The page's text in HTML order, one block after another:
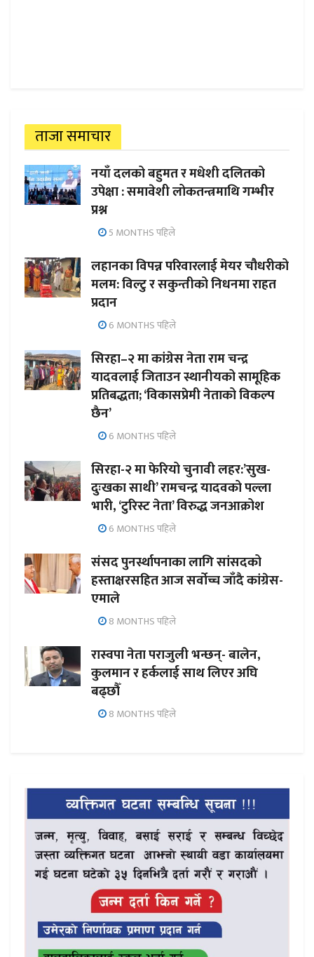
ताजा समाचार
नयाँ दलको बहुमत र मधेशी दलितको
उपेक्षा : समावेशी लोकतन्त्रमाथि गम्भीर
प्रश्न
5 MONTHS पहिले
लहानका विपन्न परिवारलाई मेयर चौधरीको
मलम: विल्टु र सकुन्तीको निधनमा राहत
प्रदान
6 MONTHS पहिले
सिरहा–२ मा कांग्रेस नेता राम चन्द्र
यादवलाई जिताउन स्थानीयको सामूहिक
प्रतिबद्धता; ‘विकासप्रेमी नेताको विकल्प
छैन’
6 MONTHS पहिले
सिरहा-२ मा फेरियो चुनावी लहर:’सुख-
दुःखका साथी’ रामचन्द्र यादवको पल्ला
भारी, ‘टुरिस्ट नेता’ विरुद्ध जनआक्रोश
6 MONTHS पहिले
संसद पुनर्स्थापनाका लागि सांसदको
हस्ताक्षरसहित आज सर्वोच्च जाँदै कांग्रेस-
एमाले
8 MONTHS पहिले
रास्वपा नेता पराजुली भन्छन्- बालेन,
कुलमान र हर्कलाई साथ लिएर अघि
बढ्छौँ
8 MONTHS पहिले